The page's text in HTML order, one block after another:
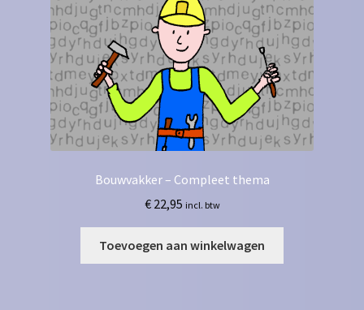
Bouwvakker – Compleet thema
€22,95 incl. btw
Toevoegen aan winkelwagen